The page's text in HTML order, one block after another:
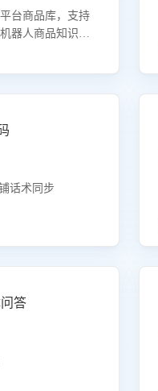
台商品库，支持
器人商品知识问
话术同步
答